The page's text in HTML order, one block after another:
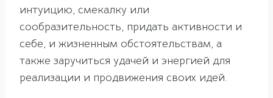
интуицию, смекалку или
сообразительность, придать активности и
себе, и жизненным обстоятельствам, а
также заручиться удачей и энергией для
реализации и продвижения своих идей.